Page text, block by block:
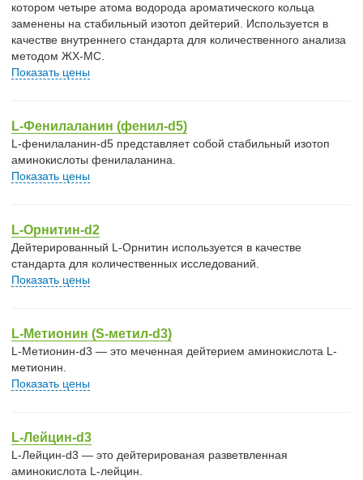
котором четыре атома водорода ароматического кольца
заменены на стабильный изотоп дейтерий. Используется в
качестве внутреннего стандарта для количественного анализа
методом ЖХ-МС.
Показать цены
L-Фенилаланин (фенил-d5)
L-фенилаланин-d5 представляет собой стабильный изотоп
аминокислоты фенилаланина.
Показать цены
L-Орнитин-d2
Дейтерированный L-Орнитин используется в качестве
стандарта для количественных исследований.
Показать цены
L-Метионин (S-метил-d3)
L-Метионин-d3 — это меченная дейтерием аминокислота L-
метионин.
Показать цены
L-Лейцин-d3
L-Лейцин-d3 — это дейтерированая разветвленная
аминокислота L-лейцин.